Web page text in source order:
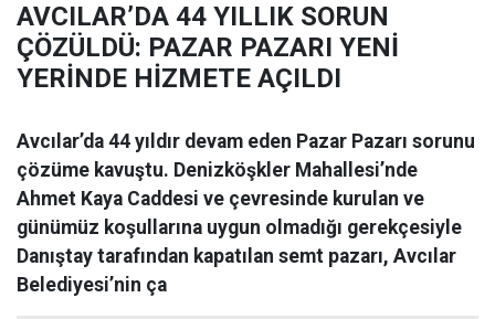
AVCILAR’DA 44 YILLIK SORUN
ÇÖZÜLDÜ: PAZAR PAZARI YENİ
YERİNDE HİZMETE AÇILDI
Avcılar’da 44 yıldır devam eden Pazar Pazarı sorunu
çözüme kavuştu. Denizköşkler Mahallesi’nde
Ahmet Kaya Caddesi ve çevresinde kurulan ve
günümüz koşullarına uygun olmadığı gerekçesiyle
Danıştay tarafından kapatılan semt pazarı, Avcılar
Belediyesi’nin ça